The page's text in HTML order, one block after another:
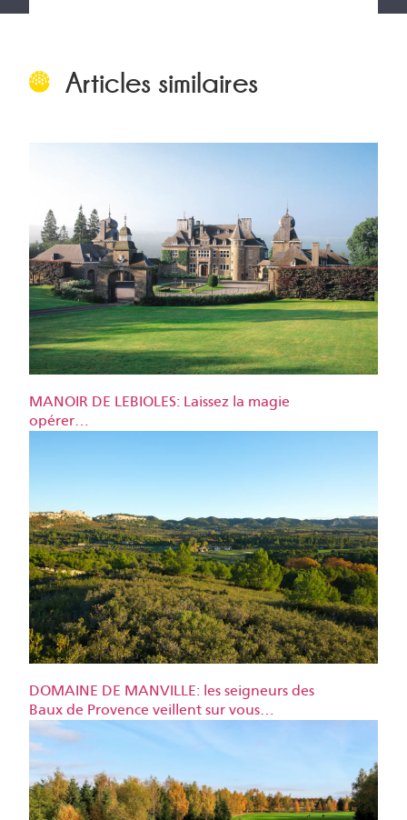
Articles similaires
MANOIR DE LEBIOLES: Laissez la magie
opérer…
DOMAINE DE MANVILLE: les seigneurs des
Baux de Provence veillent sur vous…